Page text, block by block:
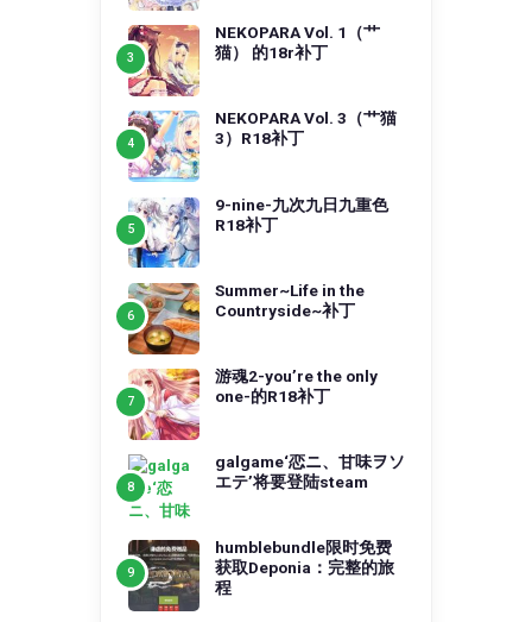
NEKOPARA Vol. 1（艹
猫） 的18r补丁
NEKOPARA Vol. 3（艹猫
3）R18补丁
9-nine-九次九日九重色
R18补丁
Summer~Life in the
Countryside~补丁
游魂2-you’re the only
one-的R18补丁
galgame‘恋ニ、甘味ヲソ
エテ’将要登陆steam
humblebundle限时免费
获取Deponia：完整的旅
程